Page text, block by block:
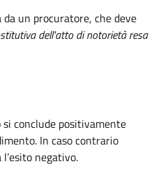
un procuratore, che deve
dell'atto di notorietà resa
conclude positivamente
In caso contrario
negativo.